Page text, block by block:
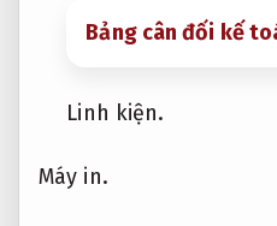
Bảng cân đối kế
Linh kiện.
Máy in.